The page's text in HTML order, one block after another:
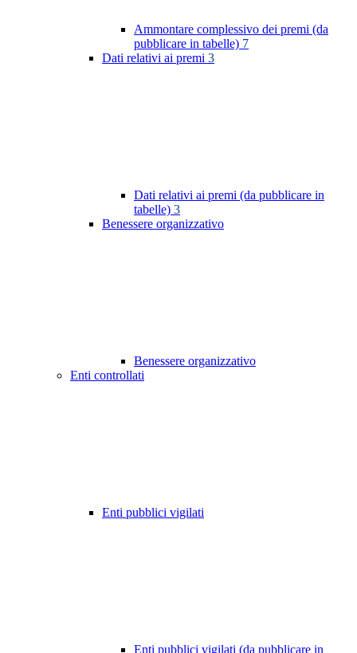
Ammontare complessivo dei premi (da
pubblicare in tabelle) 7
Dati relativi ai premi 3
Dati relativi ai premi (da pubblicare in
tabelle) 3
Benessere organizzativo
Benessere organizzativo
Enti controllati
Enti pubblici vigilati
Enti pubblici vigilati (da pubblicare in